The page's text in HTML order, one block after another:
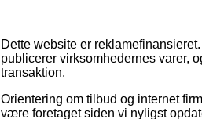
Dette website er
publicerer virksomhedernes varer,
transaktion.
Orientering om tilbud og internet
være foretaget siden vi nyligst